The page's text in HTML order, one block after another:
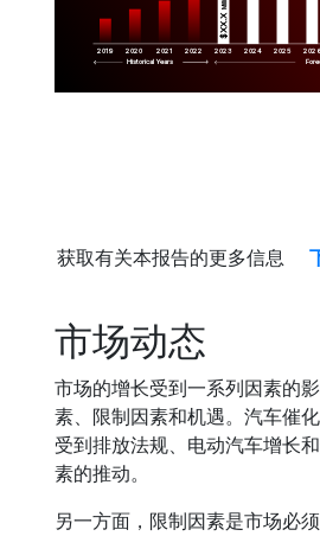
2019 2020 2021 2022 2023 2024 2025
$XX.X
Historical Years
获取有关本报告的更多信息
市场动态
市场的增长受到一系列因素的
素、限制因素和机遇。汽车催
受到排放法规、电动汽车增长
素的推动。
另一方面，限制因素是市场必